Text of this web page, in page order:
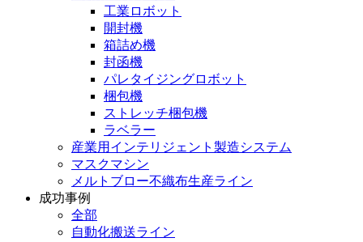
工業ロボット
開封機
箱詰め機
封函機
パレタイジングロボット
梱包機
ストレッチ梱包機
ラベラー
産業用インテリジェント製造システム
マスクマシン
メルトブロー不織布生産ライン
成功事例
全部
自動化搬送ライン